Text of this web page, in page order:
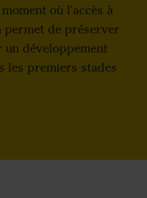
où l'accès à
permet de préserver
développement
les premiers stades